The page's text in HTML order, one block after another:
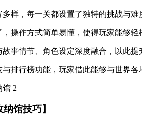
多样，每一关都设置了独特的挑战与难
，操作方式简单易懂，使得玩家能够轻
故事情节、角色设定深度融合，以此提
与排行榜功能，玩家借此能够与世界
纳馆技巧】